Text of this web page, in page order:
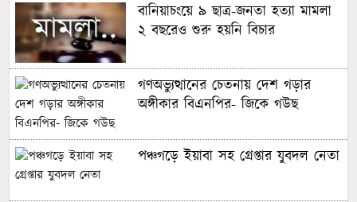
বানিয়াচংয়ে ৯ ছাত্র-জনতা হত্যা মামলা
২ বছরেও শুরু হয়নি বিচার
গণঅভ্যুত্থানের চেতনায় দেশ গড়ার
অঙ্গীকার বিএনপির- জিকে গউছ
পঞ্চগড়ে ইয়াবা সহ গ্রেপ্তার যুবদল নেতা